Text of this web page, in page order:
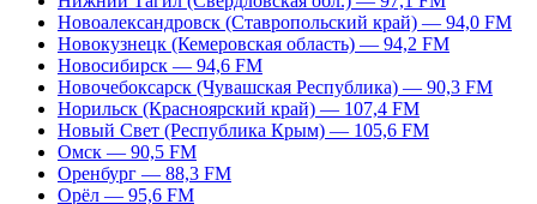
Новоалександровск (Ставропольский край) — 94,0 FM
Новокузнецк (Кемеровская область) — 94,2 FM
Новосибирск — 94,6 FM
Новочебоксарск (Чувашская Республика) — 90,3 FM
Норильск (Красноярский край) — 107,4 FM
Новый Свет (Республика Крым) — 105,6 FM
Омск — 90,5 FM
Оренбург — 88,3 FM
Орёл — 95,6 FM